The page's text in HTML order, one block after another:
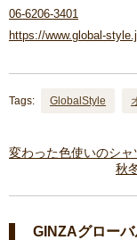
06-6206-3401
https://www.global-
Tags: GlobalStyle
変わった色使いのシ
秋
GINZAグロー